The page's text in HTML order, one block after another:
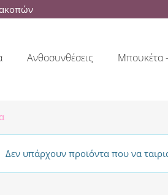
Ανθοσυνθέσεις Μπουκέτα
Δεν υπάρχουν προϊόντα που να